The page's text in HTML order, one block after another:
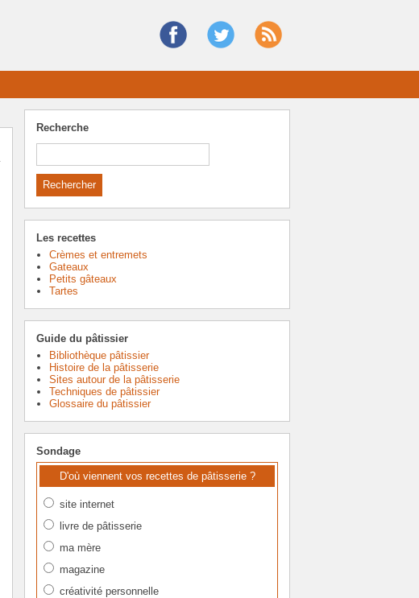
Recherche
Les recettes
Crèmes et entremets
Gateaux
Petits gâteaux
Tartes
Guide du pâtissier
Bibliothèque pâtissier
Histoire de la pâtisserie
Sites autour de la pâtisserie
Techniques de pâtissier
Glossaire du pâtissier
Sondage
D'où viennent vos recettes de pâtisserie ?
site internet
livre de pâtisserie
ma mère
magazine
créativité personnelle